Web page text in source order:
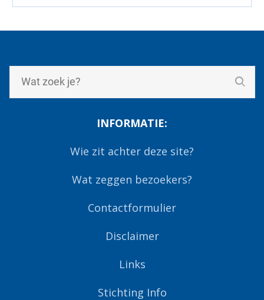
INFORMATIE:
Wie zit achter deze site?
Wat zeggen bezoekers?
Contactformulier
Disclaimer
Links
Stichting Info